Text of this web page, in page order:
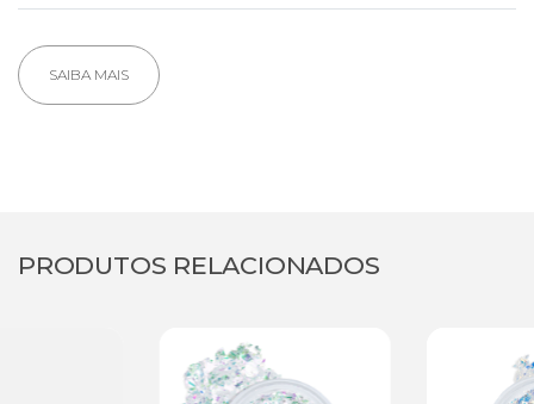
SAIBA MAIS
PRODUTOS RELACIONADOS